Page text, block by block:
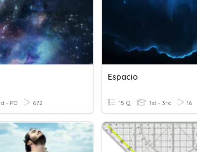
- PD 672
Espacio
15 Q 1st - 3rd 16